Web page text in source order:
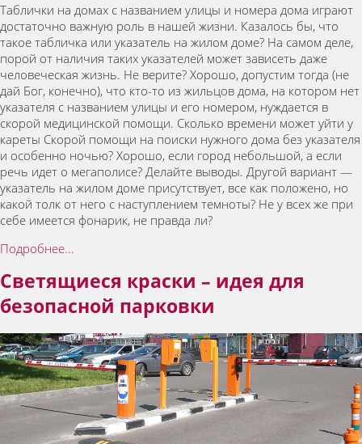
Таблички на домах с названием улицы и номера дома играют
достаточно важную роль в нашей жизни. Казалось бы, что
такое табличка или указатель на жилом доме? На самом деле,
порой от наличия таких указателей может зависеть даже
человеческая жизнь. Не верите? Хорошо, допустим тогда (не
дай Бог, конечно), что кто-то из жильцов дома, на котором нет
указателя с названием улицы и его номером, нуждается в
скорой медицинской помощи. Сколько времени может уйти у
кареты Скорой помощи на поиски нужного дома без указателя
и особенно ночью? Хорошо, если город небольшой, а если
речь идет о мегаполисе? Делайте выводы. Другой вариант —
указатель на жилом доме присутствует, все как положено, но
какой толк от него с наступлением темноты? Не у всех же при
себе имеется фонарик, не правда ли?
Подробнее...
Светящиеся краски – идея для
безопасной парковки